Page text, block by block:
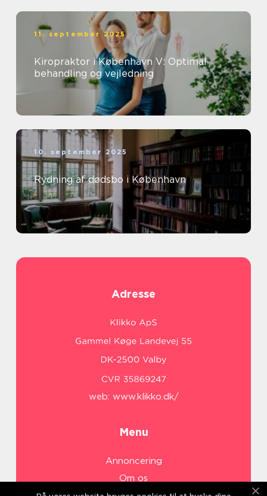
11. september 2025
Kiropraktor i København V: Optimal
behandling og vejledning
10. september 2025
Rydning af dødsbo i København
Adresse
web: www.klikko.dk/
Menu
Annoncering
Om os